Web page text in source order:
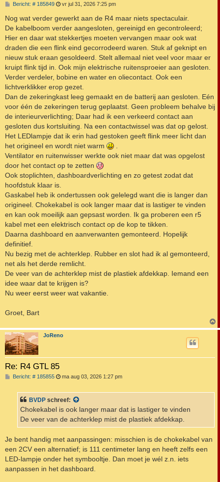
Bericht: # 185849B
r
c
h
t
vr jul 31, 2026 7:25 pm
Nog wat verder gewerkt aan de R4 maar niets spectaculair.
De kabelboom verder aangesloten, gereinigd en gecontroleerd;
Hier en daar wat stekkertjes moeten vervangen maar ook wat
draden die een flink eind gecorrodeerd waren. Stuk af geknipt en
nieuw stuk eraan gesoldeerd. Stelt allemaal niet veel voor maar er
kruipt flink tijd in. Ook mijn elektrische ruitensproeier aan gesloten.
Verder verdeler, bobine en water en oliecontact. Ook een
lichtverklikker erop gezet.
Dan de zekeringkast leeg gemaakt en de batterij aan gesloten. Eén
voor één de zekeringen terug geplaatst. Geen probleem behalve bij
de interieurverlichting; Daar had ik een verkeerd contact aan
gesloten dus kortsluiting. Na een contactwissel was dat op gelost.
Het LEDlampje dat ik erin had gestoken geeft flink meer licht dan
het origineel en wordt niet warm
Ventilator en ruitenwisser werkte ook niet maar dat was opgelost
door het contact op te zetten
Ook stoplichten, dashboardverlichting en zo getest zodat dat
hoofdstuk klaar is.
Gaskabel heb ik ondertussen ook gelelegd want die is langer dan
origineel. Chokekabel is ook langer maar dat is lastiger te vinden
en kan ook moeilijk aan gepsast worden. Ik ga proberen een r5
kabel met een elektrisch contact op de kop te tikken.
Daarna dashboard en aanverwanten gemonteerd. Hopelijk
definitief.
Nu bezig met de achterklep. Rubber en slot had ik al gemonteerd,
net als het derde remlicht.
De veer van de achterklep mist de plastiek afdekkap. Iemand een
idee waar dat te krijgen is?
Nu weer eerst weer wat vakantie.
Groet, Bart
JoReno
Re: R4 GTL 85
Bericht: # 185855B
c
h
ma aug 03, 2026 1:27 pm
BVDP schreef:
Chokekabel is ook langer maar dat is lastiger te vinden
De veer van de achterklep mist de plastiek afdekkap.
Je bent handig met aanpassingen: misschien is de chokekabel van
een 2CV een alternatief; is 111 centimeter lang en heeft zelfs een
LED-lampje onder het symbooltje. Dan moet je wél z.n. iets
aanpassen in het dashboard.